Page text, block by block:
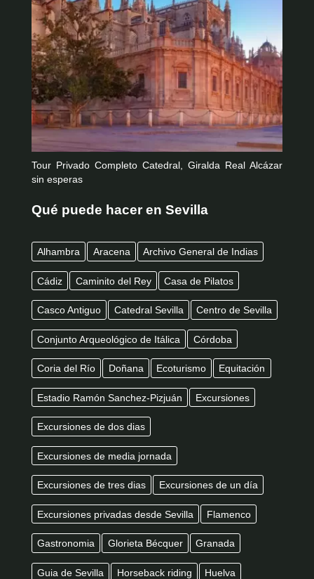
Tour Privado Completo Catedral, Giralda Real Alcázar
sin esperas
Qué puede hacer en Sevilla
Alhambra Aracena Archivo General de Indias
Cádiz Caminito del Rey Casa de Pilatos
Casco Antiguo Catedral Sevilla Centro de Sevilla
Conjunto Arqueológico de Itálica Córdoba
Coria del Río Doñana Ecoturismo Equitación
Estadio Ramón Sanchez-Pizjuán Excursiones
Excursiones de dos dias
Excursiones de media jornada
Excursiones de tres dias Excursiones de un día
Excursiones privadas desde Sevilla Flamenco
Gastronomia Glorieta Bécquer Granada
Guia de Sevilla Horseback riding Huelva